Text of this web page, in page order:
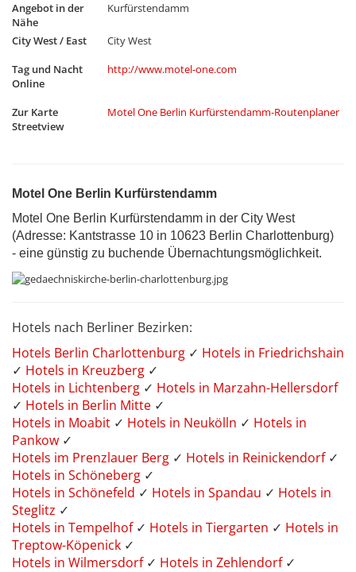
Angebot in der
Nähe
Kurfürstendamm
City West / East
City West
Tag und Nacht
Online
http://www.motel-one.com
Zur Karte
Streetview
Motel One Berlin Kurfürstendamm-Routenplaner
Motel One Berlin Kurfürstendamm
Motel One Berlin Kurfürstendamm in der City West
(Adresse: Kantstrasse 10 in 10623 Berlin Charlottenburg)
- eine günstig zu buchende Übernachtungsmöglichkeit.
Hotels nach Berliner Bezirken:
Hotels Berlin Charlottenburg ✓ Hotels in Friedrichshain
✓ Hotels in Kreuzberg ✓
Hotels in Lichtenberg ✓ Hotels in Marzahn-Hellersdorf
✓ Hotels in Berlin Mitte ✓
Hotels in Moabit ✓ Hotels in Neukölln ✓ Hotels in
Pankow ✓
Hotels im Prenzlauer Berg ✓ Hotels in Reinickendorf ✓
Hotels in Schöneberg ✓
Hotels in Schönefeld ✓ Hotels in Spandau ✓ Hotels in
Steglitz ✓
Hotels in Tempelhof ✓ Hotels in Tiergarten ✓ Hotels in
Treptow-Köpenick ✓
Hotels in Wilmersdorf ✓ Hotels in Zehlendorf✓